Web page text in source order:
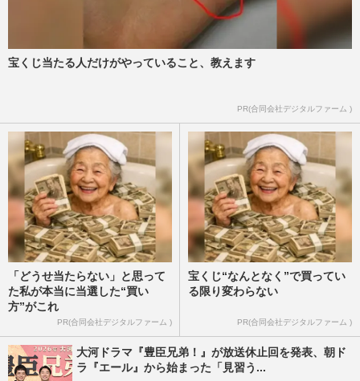
《食中毒リスク》お弁当作りの「NGポイ
ント」ミニトマトにピック、レタスの仕切
り、半熟卵…菌やウイルスが…
週刊女性2026年6月2日号
カルビーに続き不二家も『カントリーマア
たら？」官邸幹部の“売名…
週刊女性PRIME 2026/6/5
宝くじ当たる人だけがやっていること、教えます
PR(合同会社デジタルファーム )
「どうせ当たらない」と思って
た私が本当に当選した“買い
方”がこれ
PR(合同会社デジタルファーム )
宝くじ“なんとなく”で買ってい
る限り変わらない
PR(合同会社デジタルファーム )
大河ドラマ『豊臣兄弟！』が放送休止回を発表、朝ド
ラ『エール』から始まった「見習う...